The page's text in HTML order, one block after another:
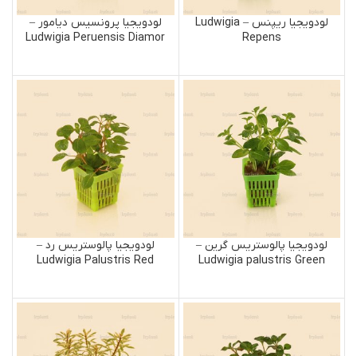
لودویجیا ریپنس – Ludwigia
Repens
لودویجیا پرونسیس دیامور –
Ludwigia Peruensis Diamor
لودویجیا پالوستریس گرین –
Ludwigia palustris Green
لودویجیا پالوستریس رد –
Ludwigia Palustris Red